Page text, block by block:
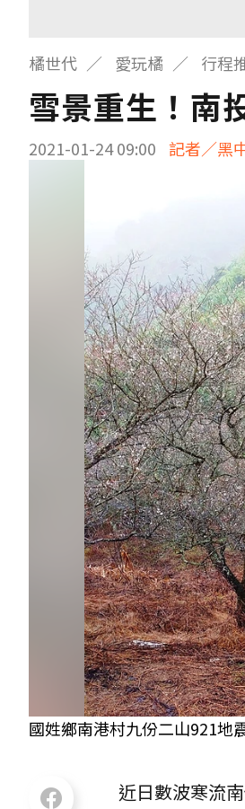
橘世代 愛玩橘 行程
雪景重生！南
2021-01-24 09:00 記者／黑
國姓鄉南港村九份二山921地
近日數波寒流